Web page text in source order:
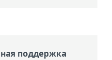
поддержка